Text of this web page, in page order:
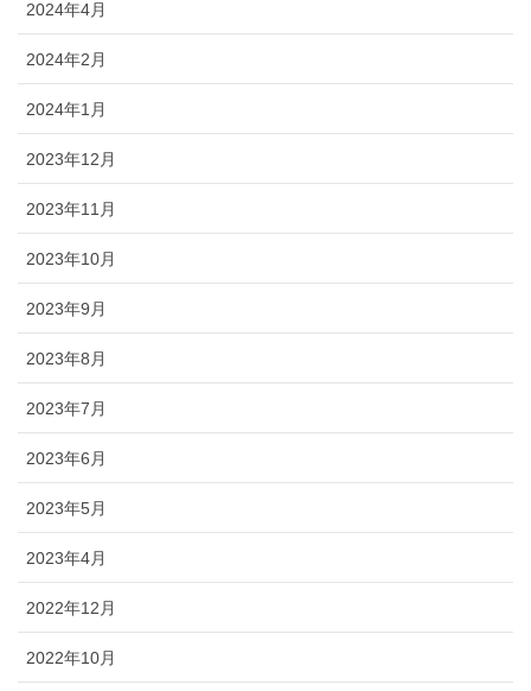
2024年4月
2024年2月
2024年1月
2023年12月
2023年11月
2023年10月
2023年9月
2023年8月
2023年7月
2023年6月
2023年5月
2023年4月
2022年12月
2022年10月